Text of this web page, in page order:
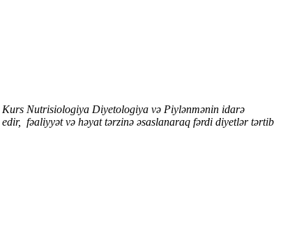
Kurs Nutrisiologiya Diyetologiya və Piylənmənin idarə
edir, fəaliyyət və həyat tərzinə əsaslanaraq fərdi diyetlərtərtib